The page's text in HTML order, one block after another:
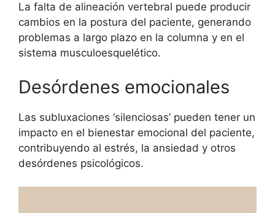
La falta de alineación vertebral puede producir
cambios en la postura del paciente, generando
problemas a largo plazo en la columna y en el
sistema musculoesquelético.
Desórdenes emocionales
Las subluxaciones ‘silenciosas’ pueden tener un
impacto en el bienestar emocional del paciente,
contribuyendo al estrés, la ansiedad y otros
desórdenes psicológicos.